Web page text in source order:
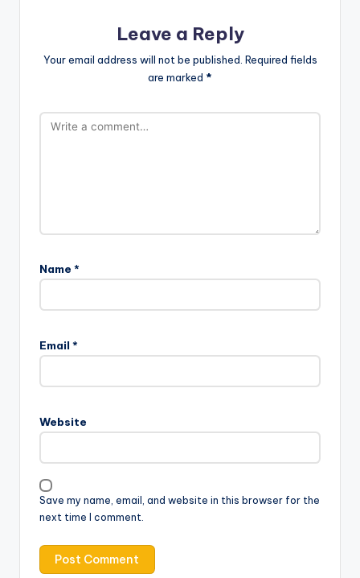
Leave a Reply
Your email address will not be published. Required fields
are marked *
Name *
Email *
Website
Save my name, email, and website in this browser for the
next time I comment.